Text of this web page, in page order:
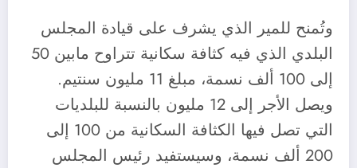
وتُمنح للمير الذي يشرف على قيادة المجلس
البلدي الذي فيه كثافة سكانية تتراوح مابين 50
إلى 100 ألف نسمة، مبلغ 11 مليون سنتيم.
ويصل الأجر إلى 12 مليون بالنسبة للبلديات
التي تصل فيها الكثافة السكانية من 100 إلى
200 ألف نسمة، وسيستفيد رئيس المجلس